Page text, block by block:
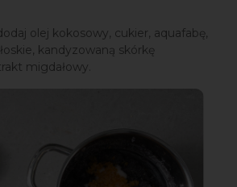
olej kokosowy, cukier, aquafabę,
kandyzowaną skórkę
migdałowy.